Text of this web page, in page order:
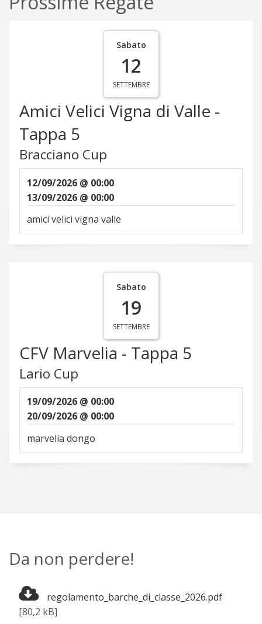
Sabato
12
SETTEMBRE
Amici Velici Vigna di Valle -
Tappa 5
Bracciano Cup
12/09/2026 @ 00:00
13/09/2026 @ 00:00
amici velici vigna valle
Sabato
19
SETTEMBRE
CFV Marvelia - Tappa 5
Lario Cup
19/09/2026 @ 00:00
20/09/2026 @ 00:00
marvelia dongo
Da non perdere!
regolamento_barche_di_classe_2026.pdf
[80,2 kB]